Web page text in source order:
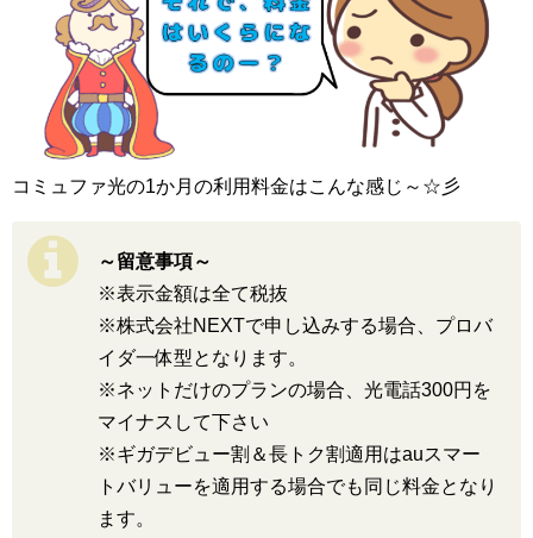
コミュファ光の1か月の利用料金はこんな感じ～☆彡
～留意事項～
※表示金額は全て税抜
※株式会社NEXTで申し込みする場合、プロバ
イダ一体型となります。
※ネットだけのプランの場合、光電話300円を
マイナスして下さい
※ギガデビュー割＆長トク割適用はauスマー
トバリューを適用する場合でも同じ料金となり
ます。